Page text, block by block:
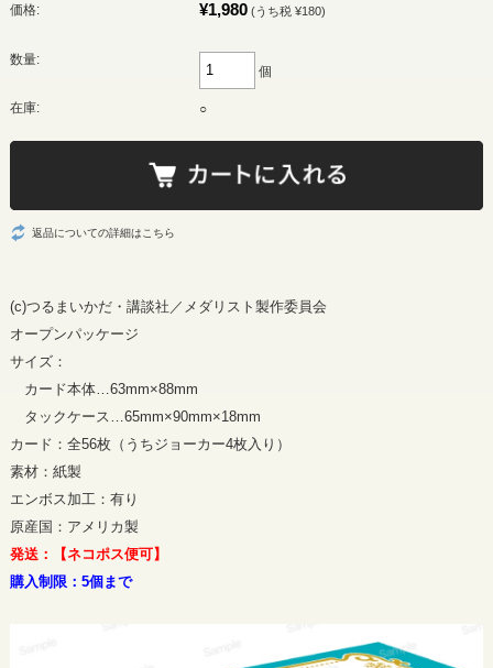
価格: ¥1,980 (うち税 ¥180)
数量:
個
在庫: ○
返品についての詳細はこちら
(c)つるまいかだ・講談社／メダリスト製作委員会
オープンパッケージ
サイズ：
カード本体…63mm×88mm
タックケース…65mm×90mm×18mm
カード：全56枚（うちジョーカー4枚入り）
素材：紙製
エンボス加工：有り
原産国：アメリカ製
発送：【ネコポス便可】
購入制限：5個まで